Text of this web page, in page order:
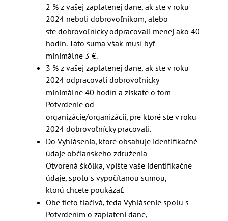
2 % z vašej zaplatenej dane, ak ste v roku
2024 neboli dobrovoľníkom, alebo
ste dobrovoľnícky odpracovali menej ako 40
hodín. Táto suma však musí byť
minimálne 3 €.
3 % z vašej zaplatenej dane, ak ste v roku
2024 odpracovali dobrovoľnícky
minimálne 40 hodín a získate o tom
Potvrdenie od
organizácie/organizácií, pre ktoré ste v roku
2024 dobrovoľnícky pracovali.
Do Vyhlásenia, ktoré obsahuje identifikačné
údaje občianskeho združenia
Otvorená škôlka, vpíšte vaše identifikačné
údaje, spolu s vypočítanou sumou,
ktorú chcete poukázať.
Obe tieto tlačivá, teda Vyhlásenie spolu s
Potvrdením o zaplatení dane,